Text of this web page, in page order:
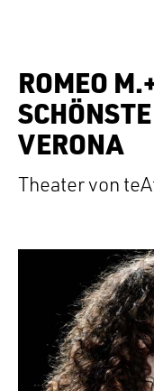
ROMEO
VERONA
Theater von